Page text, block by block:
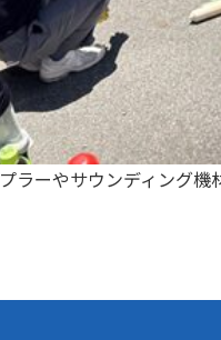
ラーやサウンディング機